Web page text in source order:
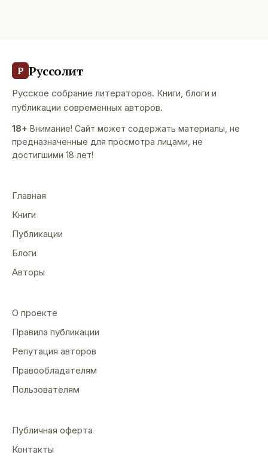
Р Руссолит
Русское собрание литераторов. Книги, блоги и
публикации современных авторов.
18+ Внимание! Сайт может содержать материалы, не
предназначенные для просмотра лицами, не
достигшими 18 лет!
Главная
Книги
Публикации
Блоги
Авторы
О проекте
Правила публикации
Репутация авторов
Правообладателям
Пользователям
Публичная оферта
Контакты